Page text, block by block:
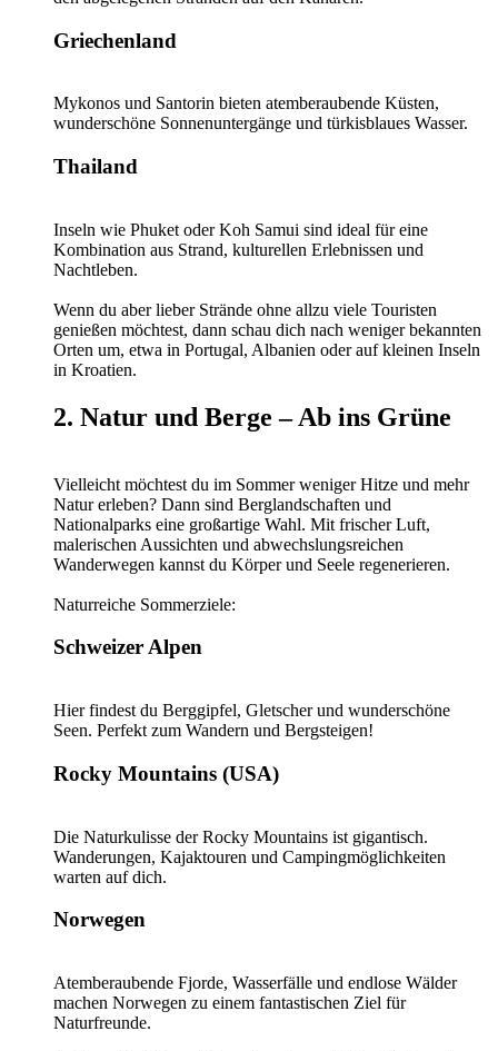
Griechenland
Mykonos und Santorin bieten atemberaubende Küsten,
wunderschöne Sonnenuntergänge und türkisblaues Wasser.
Thailand
Inseln wie Phuket oder Koh Samui sind ideal für eine
Kombination aus Strand, kulturellen Erlebnissen und
Nachtleben.
Wenn du aber lieber Strände ohne allzu viele Touristen
genießen möchtest, dann schau dich nach weniger bekannten
Orten um, etwa in Portugal, Albanien oder auf kleinen Inseln
in Kroatien.
2. Natur und Berge – Ab ins Grüne
Vielleicht möchtest du im Sommer weniger Hitze und mehr
Natur erleben? Dann sind Berglandschaften und
Nationalparks eine großartige Wahl. Mit frischer Luft,
malerischen Aussichten und abwechslungsreichen
Wanderwegen kannst du Körper und Seele regenerieren.
Naturreiche Sommerziele:
Schweizer Alpen
Hier findest du Berggipfel, Gletscher und wunderschöne
Seen. Perfekt zum Wandern und Bergsteigen!
Rocky Mountains (USA)
Die Naturkulisse der Rocky Mountains ist gigantisch.
Wanderungen, Kajaktouren und Campingmöglichkeiten
warten auf dich.
Norwegen
Atemberaubende Fjorde, Wasserfälle und endlose Wälder
machen Norwegen zu einem fantastischen Ziel für
Naturfreunde.